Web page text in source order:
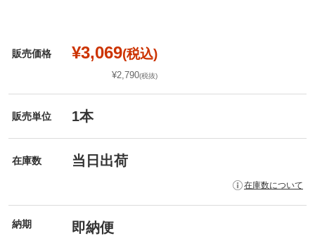
販売価格 ¥3,069(税込)
¥2,790(税抜)
販売単位 1本
在庫数 当日出荷
在庫数について
納期 即納便